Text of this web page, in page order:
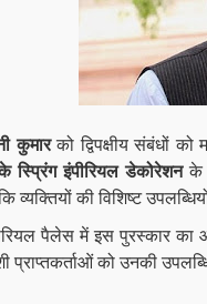
कुमारको द्विपक्षीय संबंधों
स्प्रिंग इंपीरियल डेकोरेशनके
व्यक्तियों की विशिष्ट
पैलेस में इस पुरस्कार का
प्राप्तकर्ताओं को उनकी